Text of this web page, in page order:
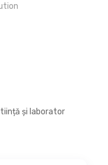
și laborator